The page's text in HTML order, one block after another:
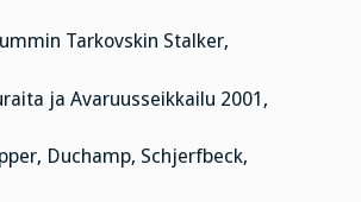
Tarkovskin Stalker,
ja Avaruusseikkailu 2001,
Duchamp, Schjerfbeck,